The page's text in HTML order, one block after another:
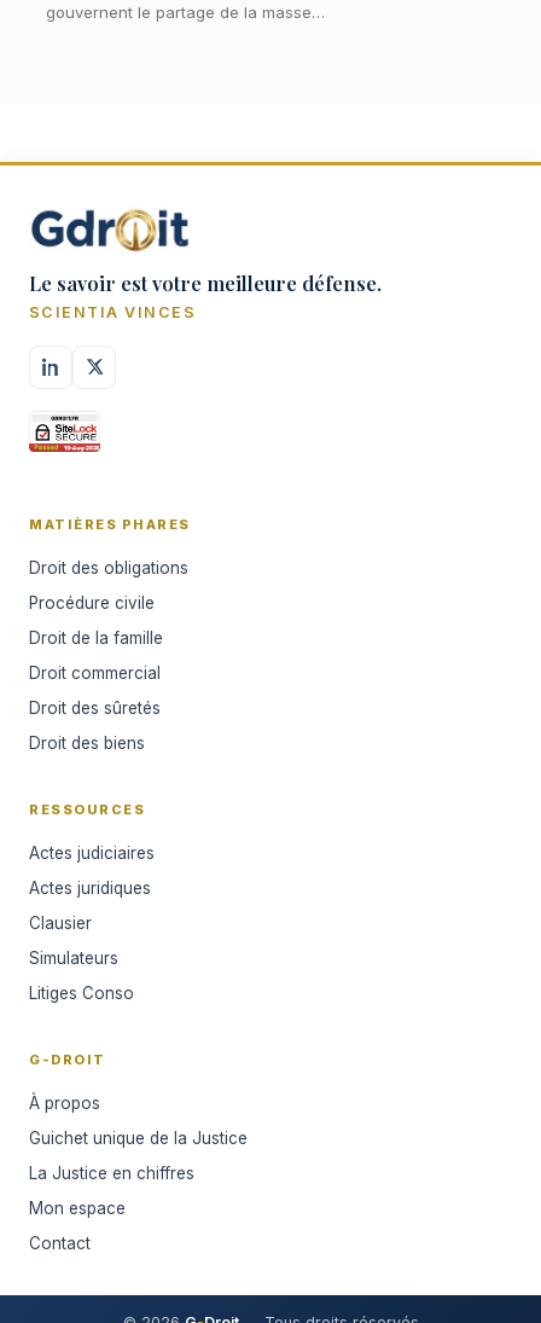
gouvernent le partage de la masse
Le savoir est votre meilleure défense.
SCIENTIA VINCES
MATIÈRES PHARES
Droit des obligations
Procédure civile
Droit de la famille
Droit commercial
Droit des sûretés
Droit des biens
RESSOURCES
Actes judiciaires
Actes juridiques
Clausier
Simulateurs
Litiges Conso
G-DROIT
À propos
Guichet unique de la Justice
La Justice en chiffres
Mon espace
Contact